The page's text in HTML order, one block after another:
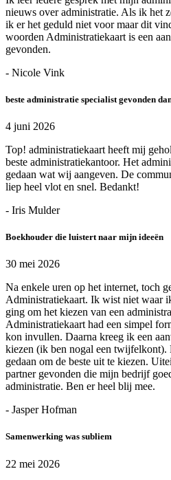
nieuws over administratie. Als ik het
ik er het geduld niet voor maar dit
woorden Administratiekaart is een
gevonden.
- Nicole Vink
beste administratie specialist gevonden
4 juni 2026
Top! administratiekaart heeft mij
beste administratiekantoor. Het
gedaan wat wij aangeven. De
liep heel vlot en snel. Bedankt!
- Iris Mulder
Boekhouder die luistert naar mijn ideeën
30 mei 2026
Na enkele uren op het internet, toch
Administratiekaart. Ik wist niet waar
ging om het kiezen van een
Administratiekaart had een simpel
kon invullen. Daarna kreeg ik een
kiezen (ik ben nogal een twijfelkont).
gedaan om de beste uit te kiezen.
partner gevonden die mijn bedrijf
administratie. Ben er heel blij mee.
- Jasper Hofman
Samenwerking was subliem
22 mei 2026